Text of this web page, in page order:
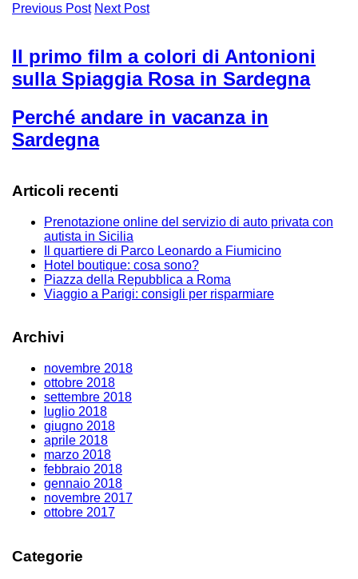
Previous Post Next Post
Il primo film a colori di Antonioni
sulla Spiaggia Rosa in Sardegna
Perché andare in vacanza in
Sardegna
Articoli recenti
Prenotazione online del servizio di auto privata con
autista in Sicilia
Il quartiere di Parco Leonardo a Fiumicino
Hotel boutique: cosa sono?
Piazza della Repubblica a Roma
Viaggio a Parigi: consigli per risparmiare
Archivi
novembre 2018
ottobre 2018
settembre 2018
luglio 2018
giugno 2018
aprile 2018
marzo 2018
febbraio 2018
gennaio 2018
novembre 2017
ottobre 2017
Categorie